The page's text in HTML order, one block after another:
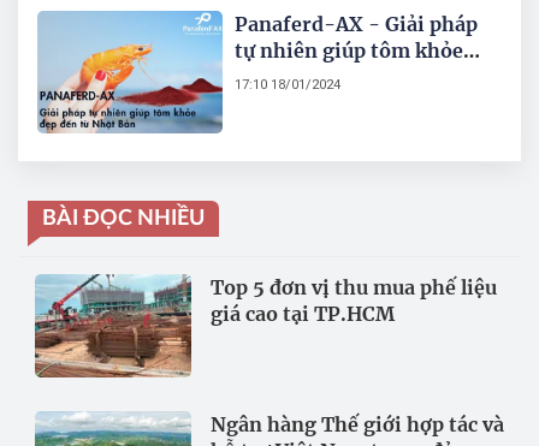
Panaferd-AX - Giải pháp
tự nhiên giúp tôm khỏe
đẹp đến từ Nhật Bản
17:10 18/01/2024
BÀI ĐỌC NHIỀU
Top 5 đơn vị thu mua phế liệu
giá cao tại TP.HCM
Ngân hàng Thế giới hợp tác và